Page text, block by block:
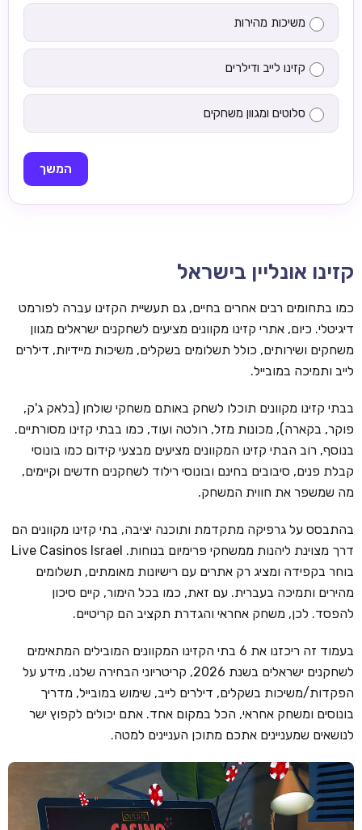
משיכות מהירות
קזינו לייב ודילרים
סלוטים ומגוון משחקים
המשך
קזינו אונליין בישראל
כמו בתחומים רבים אחרים בחיים, גם תעשיית הקזינו עברה לפורמט
דיגיטלי. כיום, אתרי קזינו מקוונים מציעים לשחקנים ישראלים מגוון
משחקים ושירותים, כולל תשלומים בשקלים, משיכות מיידיות, דילרים
לייב ותמיכה במובייל.
בבתי קזינו מקוונים תוכלו לשחק באותם משחקי שולחן (בלאק ג'ק,
פוקר, בקארה), מכונות מזל, רולטה ועוד, כמו בבתי קזינו מסורתיים.
בנוסף, רוב הבתי קזינו המקוונים מציעים מבצעי קידום כמו בונוסי
קבלת פנים, סיבובים בחינם ובונוסי רילוד לשחקנים חדשים וקיימים,
מה שמשפר את חווית המשחק.
בהתבסס על גרפיקה מתקדמת ותוכנה יציבה, בתי קזינו מקוונים הם
דרך מצוינת ליהנות ממשחקי פרימיום בנוחות. Live Casinos Israel
בוחר בקפידה ומציג רק אתרים עם רישיונות מאומתים, תשלומים
מהירים ותמיכה בעברית. עם זאת, כמו בכל הימור, קיים סיכון
להפסד. לכן, משחק אחראי והגדרת תקציב הם קריטיים.
בעמוד זה ריכזנו את 6 בתי הקזינו המקוונים המובילים המתאימים
לשחקנים ישראלים בשנת 2026, קריטריוני הבחירה שלנו, מידע על
הפקדות/משיכות בשקלים, דילרים לייב, שימוש במובייל, מדריך
בונוסים ומשחק אחראי, הכל במקום אחד. אתם יכולים לקפוץ ישר
לנושאים שמעניינים אתכם מתוכן העניינים למטה.